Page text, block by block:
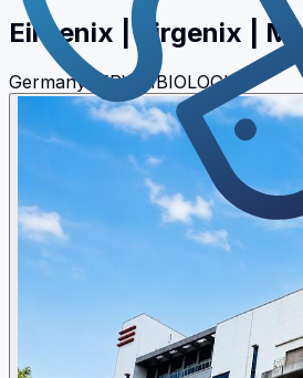
Eirgenix | Eirgenix |
Germany SERVIZIBIOLOGIA